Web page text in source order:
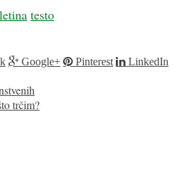
testo
Google+ Pinterest
LinkedIn
trčim?